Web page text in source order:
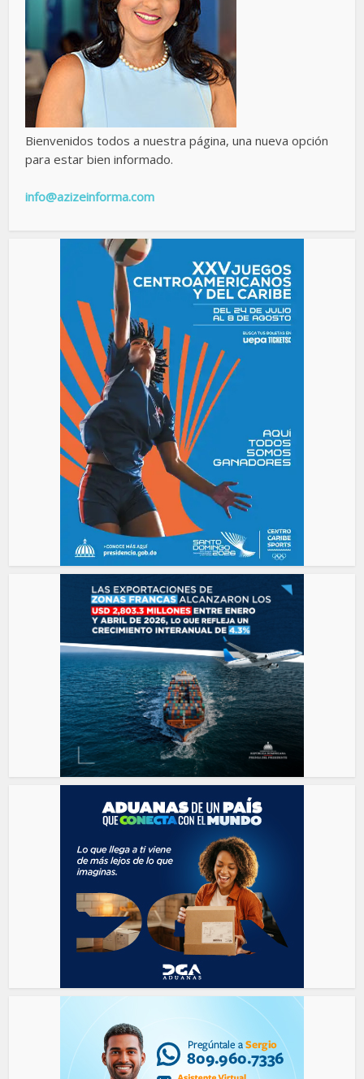
Bienvenidos todos a nuestra página, una nueva opción
para estar bien informado.
info@azizeinforma.com